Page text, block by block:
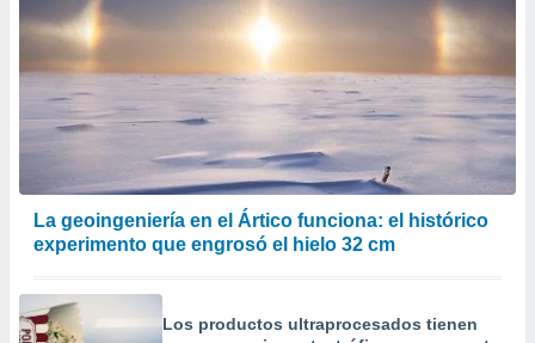
La geoingeniería en el Ártico funciona: el histórico
experimento que engrosó el hielo 32 cm
Los productos ultraprocesados ​​tienen